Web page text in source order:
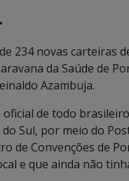
234 novas carteiras
da Saúde de
Azambuja.
de todo
Sul, por meio do
de Convenções de
e que ainda não